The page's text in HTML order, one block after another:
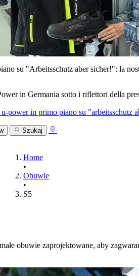
su "Arbeitsschutz aber sicher!": la
in Germania sotto i riflettori della
u‑power in primo piano su "arbeitsschutz
Szukaj
Home
•
Obuwie
•
S5
obuwie zaprojektowane, aby